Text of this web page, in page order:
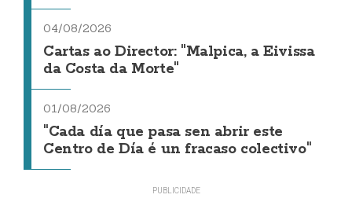
04/08/2026
Cartas ao Director: "Malpica, a Eivissa
da Costa da Morte"
01/08/2026
"Cada día que pasa sen abrir este
Centro de Día é un fracaso colectivo"